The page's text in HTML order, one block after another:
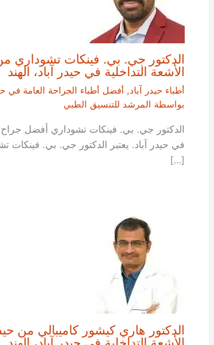
الدكتور جي. بي. فينكات تشوداري من
الأشعة التداخلية في حيدر آباد، الهند
أطباء حيدر آباد, أفضل أطباء الجراحة العامة في حيدر
بواسطة المرشد للتنسيق الطبي
الدكتور جي. بي. فينكات تشوداري أفضل جراح
في حيدر آباد. يعتبر الدكتور جي. بي. فينكات
[…]
الدكتور هاري كيشور كاميبالي من
الأشعة التداخلية في حيدر آباد، الهند